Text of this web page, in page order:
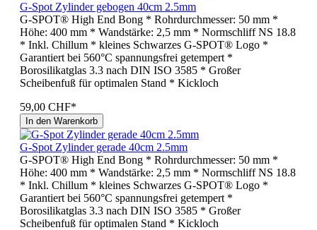
G-Spot Zylinder gebogen 40cm 2.5mm
G-SPOT® High End Bong * Rohrdurchmesser: 50 mm *
Höhe: 400 mm * Wandstärke: 2,5 mm * Normschliff NS 18.8
* Inkl. Chillum * kleines Schwarzes G-SPOT® Logo *
Garantiert bei 560°C spannungsfrei getempert *
Borosilikatglas 3.3 nach DIN ISO 3585 * Großer
Scheibenfuß für optimalen Stand * Kickloch
59,00 CHF*
In den Warenkorb
G-Spot Zylinder gerade 40cm 2.5mm
G-SPOT® High End Bong * Rohrdurchmesser: 50 mm *
Höhe: 400 mm * Wandstärke: 2,5 mm * Normschliff NS 18.8
* Inkl. Chillum * kleines Schwarzes G-SPOT® Logo *
Garantiert bei 560°C spannungsfrei getempert *
Borosilikatglas 3.3 nach DIN ISO 3585 * Großer
Scheibenfuß für optimalen Stand * Kickloch